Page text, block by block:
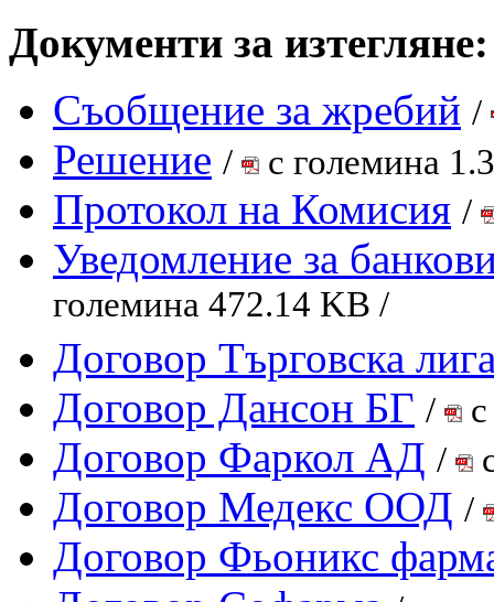
Документи за изтегляне:
Съобщение за жребий /
Решение / с големина
Протокол на Комисия /
Уведомление за
големина 472.14 KB /
Договор Търговска
Договор Дансон БГ /
Договор Фаркол АД /
Договор Медекс ООД /
Договор Фьоникс